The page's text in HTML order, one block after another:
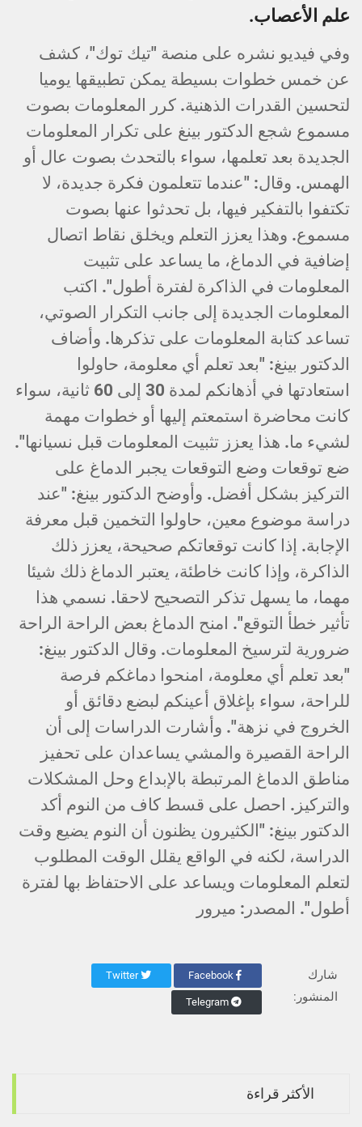
علم الأعصاب.
وفي فيديو نشره على منصة "تيك توك"، كشف
عن خمس خطوات بسيطة يمكن تطبيقها يوميا
لتحسين القدرات الذهنية. كرر المعلومات بصوت
مسموع شجع الدكتور بينغ على تكرار المعلومات
الجديدة بعد تعلمها، سواء بالتحدث بصوت عال أو
الهمس. وقال: "عندما تتعلمون فكرة جديدة، لا
تكتفوا بالتفكير فيها، بل تحدثوا عنها بصوت
مسموع. وهذا يعزز التعلم ويخلق نقاط اتصال
إضافية في الدماغ، ما يساعد على تثبيت
المعلومات في الذاكرة لفترة أطول". اكتب
المعلومات الجديدة إلى جانب التكرار الصوتي،
تساعد كتابة المعلومات على تذكرها. وأضاف
الدكتور بينغ: "بعد تعلم أي معلومة، حاولوا
استعادتها في أذهانكم لمدة 30 إلى 60 ثانية، سواء
كانت محاضرة استمعتم إليها أو خطوات مهمة
لشيء ما. هذا يعزز تثبيت المعلومات قبل نسيانها".
ضع توقعات وضع التوقعات يجبر الدماغ على
التركيز بشكل أفضل. وأوضح الدكتور بينغ: "عند
دراسة موضوع معين، حاولوا التخمين قبل معرفة
الإجابة. إذا كانت توقعاتكم صحيحة، يعزز ذلك
الذاكرة، وإذا كانت خاطئة، يعتبر الدماغ ذلك شيئا
مهما، ما يسهل تذكر التصحيح لاحقا. نسمي هذا
تأثير خطأ التوقع". امنح الدماغ بعض الراحة الراحة
ضرورية لترسيخ المعلومات. وقال الدكتور بينغ:
"بعد تعلم أي معلومة، امنحوا دماغكم فرصة
للراحة، سواء بإغلاق أعينكم لبضع دقائق أو
الخروج في نزهة". وأشارت الدراسات إلى أن
الراحة القصيرة والمشي يساعدان على تحفيز
مناطق الدماغ المرتبطة بالإبداع وحل المشكلات
والتركيز. احصل على قسط كاف من النوم أكد
الدكتور بينغ: "الكثيرون يظنون أن النوم يضيع وقت
الدراسة، لكنه في الواقع يقلل الوقت المطلوب
لتعلم المعلومات ويساعد على الاحتفاظ بها لفترة
أطول". المصدر: ميرور
شارك
المنشور:
Twitter
Telegram
الأكثر قراءة